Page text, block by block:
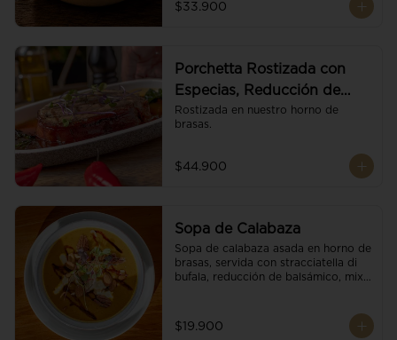
$33.900
Porchetta Rostizada con
Especias, Reducción de
Panela y Vino
Rostizada en nuestro horno de
brasas.
$44.900
Sopa de Calabaza
Sopa de calabaza asada en horno de
brasas, servida con stracciatella di
bufala, reducción de balsámico, mix
$19.900